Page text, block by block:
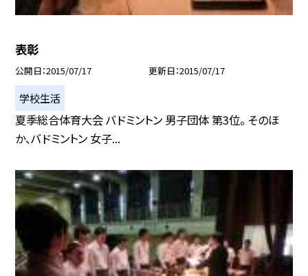
表彰
公開日 2015/07/17 更新日 2015/07/17
学校生活
夏季総合体育大会 バドミントン 男子団体 第3位。 そのほ
か、バドミントン 女子...